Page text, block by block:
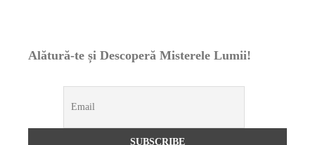
Alătură-te și Descoperă Misterele Lumii!